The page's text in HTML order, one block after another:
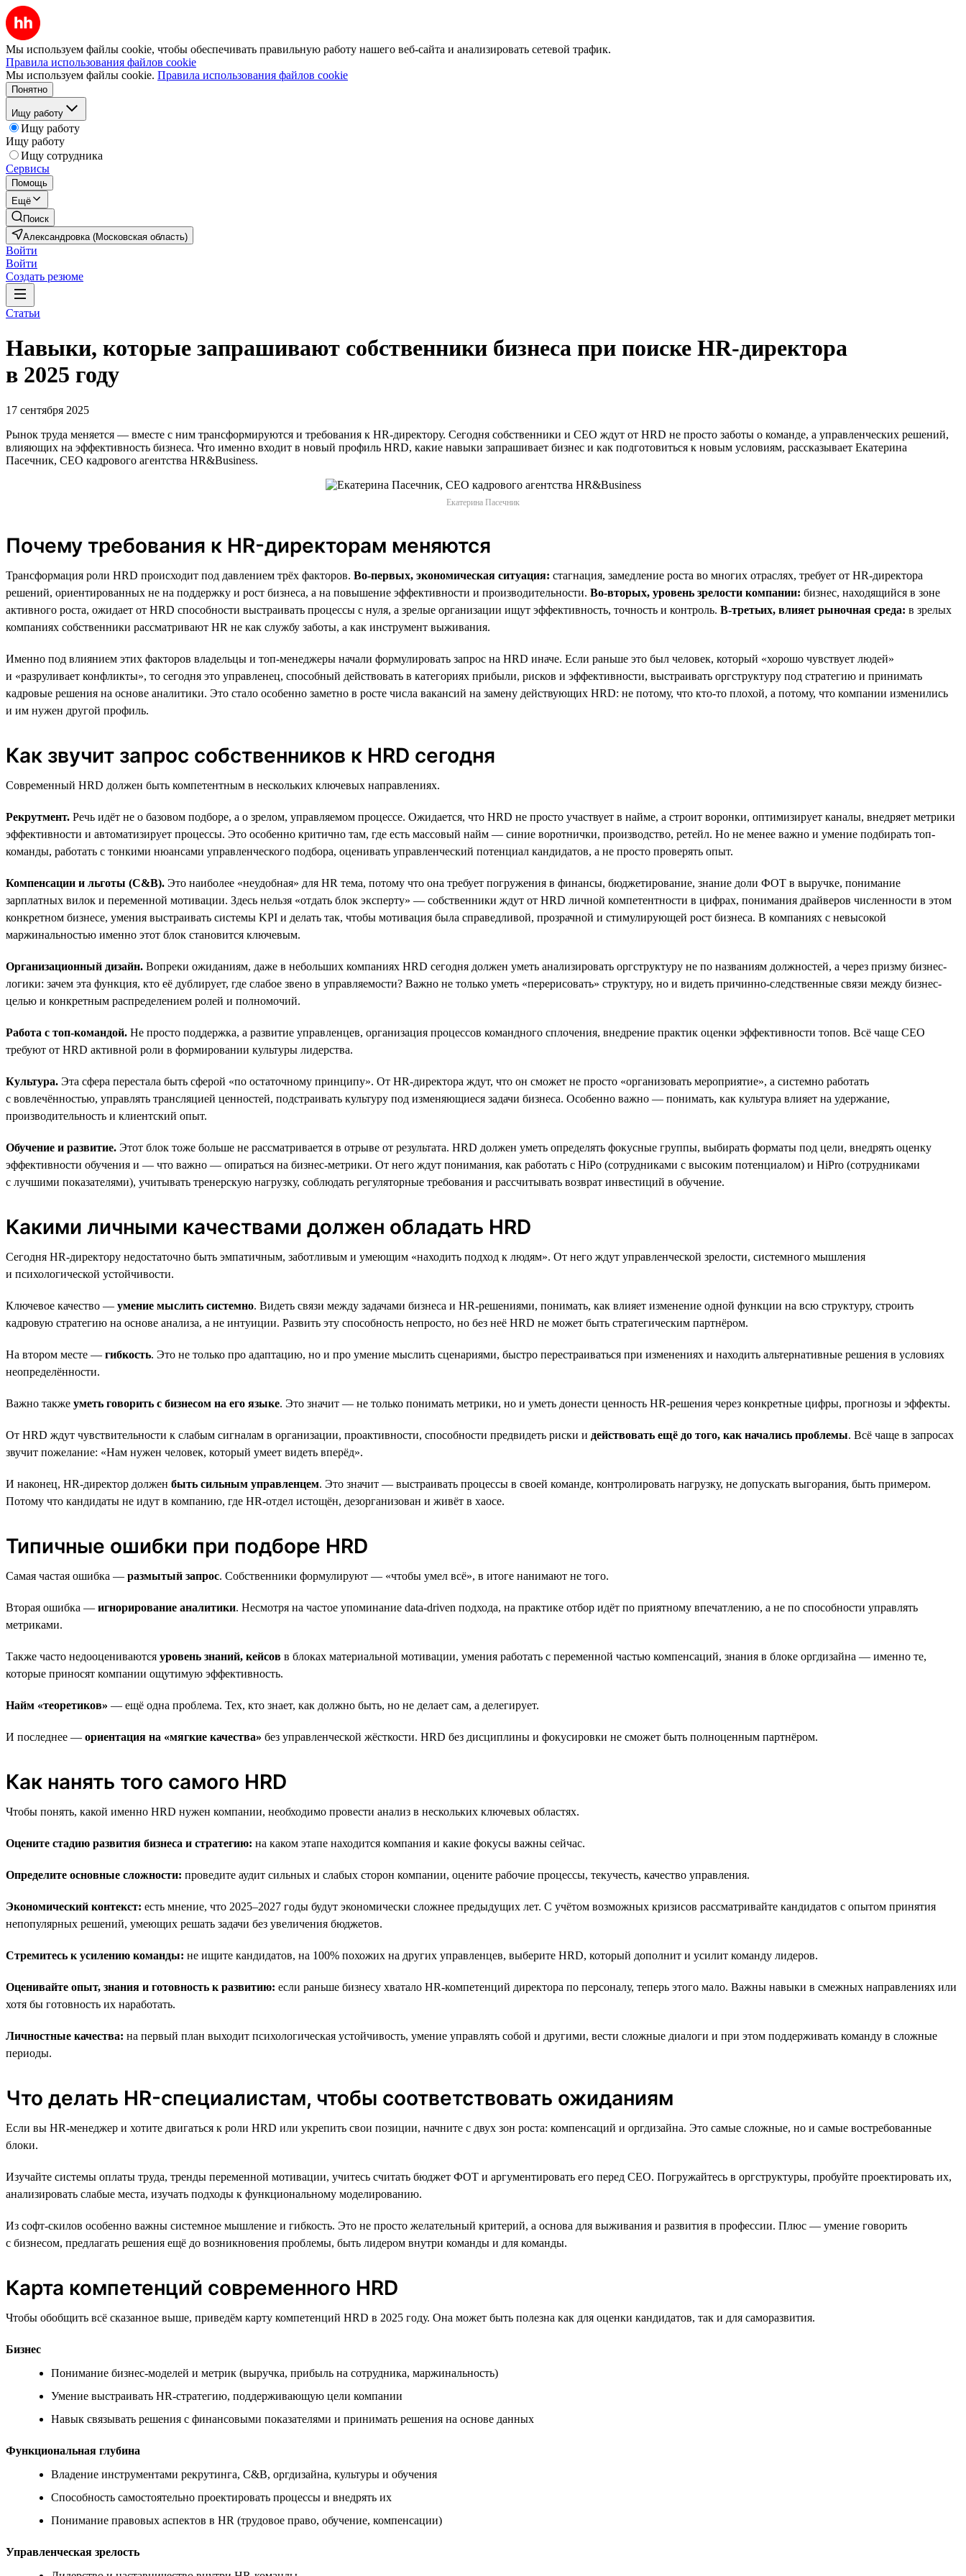
Мы используем файлы cookie, чтобы обеспечивать правильную работу нашего веб-сайта и анализировать сетевой трафик.
Правила использования файлов cookie
Мы используем файлы cookie. Правила использования файлов cookie
Понятно
Ищу работу
Ищу работу
Ищу работу
Ищу сотрудника
Сервисы
Помощь
Ещё
Поиск
Александровка (Московская область)
Войти
Войти
Создать резюме
Статьи
Навыки, которые запрашивают собственники бизнеса при поиске HR-директора
в 2025 году
17 сентября 2025
Рынок труда меняется — вместе с ним трансформируются и требования к HR-директору. Сегодня собственники и СЕО ждут от HRD не просто заботы о команде, а управленческих решений,
влияющих на эффективность бизнеса. Что именно входит в новый профиль HRD, какие навыки запрашивает бизнес и как подготовиться к новым условиям, рассказывает Екатерина
Пасечник, CEO кадрового агентства HR&Business.
Екатерина Пасечник
Почему требования к HR-директорам меняются
Трансформация роли HRD происходит под давлением трёх факторов. Во-первых, экономическая ситуация: стагнация, замедление роста во многих отраслях, требует от HR-директора
решений, ориентированных не на поддержку и рост бизнеса, а на повышение эффективности и производительности. Во-вторых, уровень зрелости компании: бизнес, находящийся в зоне
активного роста, ожидает от HRD способности выстраивать процессы с нуля, а зрелые организации ищут эффективность, точность и контроль. В-третьих, влияет рыночная среда: в зрелых
компаниях собственники рассматривают HR не как службу заботы, а как инструмент выживания.
Именно под влиянием этих факторов владельцы и топ-менеджеры начали формулировать запрос на HRD иначе. Если раньше это был человек, который «хорошо чувствует людей»
и «разруливает конфликты», то сегодня это управленец, способный действовать в категориях прибыли, рисков и эффективности, выстраивать оргструктуру под стратегию и принимать
кадровые решения на основе аналитики. Это стало особенно заметно в росте числа вакансий на замену действующих HRD: не потому, что кто-то плохой, а потому, что компании изменились
и им нужен другой профиль.
Как звучит запрос собственников к HRD сегодня
Современный HRD должен быть компетентным в нескольких ключевых направлениях.
Рекрутмент. Речь идёт не о базовом подборе, а о зрелом, управляемом процессе. Ожидается, что HRD не просто участвует в найме, а строит воронки, оптимизирует каналы, внедряет метрики
эффективности и автоматизирует процессы. Это особенно критично там, где есть массовый найм — синие воротнички, производство, ретейл. Но не менее важно и умение подбирать топ-
команды, работать с тонкими нюансами управленческого подбора, оценивать управленческий потенциал кандидатов, а не просто проверять опыт.
Компенсации и льготы (C&B). Это наиболее «неудобная» для HR тема, потому что она требует погружения в финансы, бюджетирование, знание доли ФОТ в выручке, понимание
зарплатных вилок и переменной мотивации. Здесь нельзя «отдать блок эксперту» — собственники ждут от HRD личной компетентности в цифрах, понимания драйверов численности в этом
конкретном бизнесе, умения выстраивать системы KPI и делать так, чтобы мотивация была справедливой, прозрачной и стимулирующей рост бизнеса. В компаниях с невысокой
маржинальностью именно этот блок становится ключевым.
Организационный дизайн. Вопреки ожиданиям, даже в небольших компаниях HRD сегодня должен уметь анализировать оргструктуру не по названиям должностей, а через призму бизнес-
логики: зачем эта функция, кто её дублирует, где слабое звено в управляемости? Важно не только уметь «перерисовать» структуру, но и видеть причинно-следственные связи между бизнес-
целью и конкретным распределением ролей и полномочий.
Работа с топ-командой. Не просто поддержка, а развитие управленцев, организация процессов командного сплочения, внедрение практик оценки эффективности топов. Всё чаще СЕО
требуют от HRD активной роли в формировании культуры лидерства.
Культура. Эта сфера перестала быть сферой «по остаточному принципу». От HR-директора ждут, что он сможет не просто «организовать мероприятие», а системно работать
с вовлечённостью, управлять трансляцией ценностей, подстраивать культуру под изменяющиеся задачи бизнеса. Особенно важно — понимать, как культура влияет на удержание,
производительность и клиентский опыт.
Обучение и развитие. Этот блок тоже больше не рассматривается в отрыве от результата. HRD должен уметь определять фокусные группы, выбирать форматы под цели, внедрять оценку
эффективности обучения и — что важно — опираться на бизнес-метрики. От него ждут понимания, как работать с HiPo (сотрудниками с высоким потенциалом) и HiPro (сотрудниками
с лучшими показателями), учитывать тренерскую нагрузку, соблюдать регуляторные требования и рассчитывать возврат инвестиций в обучение.
Какими личными качествами должен обладать HRD
Сегодня HR-директору недостаточно быть эмпатичным, заботливым и умеющим «находить подход к людям». От него ждут управленческой зрелости, системного мышления
и психологической устойчивости.
Ключевое качество — умение мыслить системно. Видеть связи между задачами бизнеса и HR-решениями, понимать, как влияет изменение одной функции на всю структуру, строить
кадровую стратегию на основе анализа, а не интуиции. Развить эту способность непросто, но без неё HRD не может быть стратегическим партнёром.
На втором месте — гибкость. Это не только про адаптацию, но и про умение мыслить сценариями, быстро перестраиваться при изменениях и находить альтернативные решения в условиях
неопределённости.
Важно также уметь говорить с бизнесом на его языке. Это значит — не только понимать метрики, но и уметь донести ценность HR-решения через конкретные цифры, прогнозы и эффекты.
От HRD ждут чувствительности к слабым сигналам в организации, проактивности, способности предвидеть риски и действовать ещё до того, как начались проблемы. Всё чаще в запросах
звучит пожелание: «Нам нужен человек, который умеет видеть вперёд».
И наконец, HR-директор должен быть сильным управленцем. Это значит — выстраивать процессы в своей команде, контролировать нагрузку, не допускать выгорания, быть примером.
Потому что кандидаты не идут в компанию, где HR-отдел истощён, дезорганизован и живёт в хаосе.
Типичные ошибки при подборе HRD
Самая частая ошибка — размытый запрос. Собственники формулируют — «чтобы умел всё», в итоге нанимают не того.
Вторая ошибка — игнорирование аналитики. Несмотря на частое упоминание data-driven подхода, на практике отбор идёт по приятному впечатлению, а не по способности управлять
метриками.
Также часто недооцениваются уровень знаний, кейсов в блоках материальной мотивации, умения работать с переменной частью компенсаций, знания в блоке оргдизайна — именно те,
которые приносят компании ощутимую эффективность.
Найм «теоретиков» — ещё одна проблема. Тех, кто знает, как должно быть, но не делает сам, а делегирует.
И последнее — ориентация на «мягкие качества» без управленческой жёсткости. HRD без дисциплины и фокусировки не сможет быть полноценным партнёром.
Как нанять того самого HRD
Чтобы понять, какой именно HRD нужен компании, необходимо провести анализ в нескольких ключевых областях.
Оцените стадию развития бизнеса и стратегию: на каком этапе находится компания и какие фокусы важны сейчас.
Определите основные сложности: проведите аудит сильных и слабых сторон компании, оцените рабочие процессы, текучесть, качество управления.
Экономический контекст: есть мнение, что 2025–2027 годы будут экономически сложнее предыдущих лет. С учётом возможных кризисов рассматривайте кандидатов с опытом принятия
непопулярных решений, умеющих решать задачи без увеличения бюджетов.
Стремитесь к усилению команды: не ищите кандидатов, на 100% похожих на других управленцев, выберите HRD, который дополнит и усилит команду лидеров.
Оценивайте опыт, знания и готовность к развитию: если раньше бизнесу хватало HR-компетенций директора по персоналу, теперь этого мало. Важны навыки в смежных направлениях или
хотя бы готовность их наработать.
Личностные качества: на первый план выходит психологическая устойчивость, умение управлять собой и другими, вести сложные диалоги и при этом поддерживать команду в сложные
периоды.
Что делать HR-специалистам, чтобы соответствовать ожиданиям
Если вы HR-менеджер и хотите двигаться к роли HRD или укрепить свои позиции, начните с двух зон роста: компенсаций и оргдизайна. Это самые сложные, но и самые востребованные
блоки.
Изучайте системы оплаты труда, тренды переменной мотивации, учитесь считать бюджет ФОТ и аргументировать его перед СЕО. Погружайтесь в оргструктуры, пробуйте проектировать их,
анализировать слабые места, изучать подходы к функциональному моделированию.
Из софт-скилов особенно важны системное мышление и гибкость. Это не просто желательный критерий, а основа для выживания и развития в профессии. Плюс — умение говорить
с бизнесом, предлагать решения ещё до возникновения проблемы, быть лидером внутри команды и для команды.
Карта компетенций современного HRD
Чтобы обобщить всё сказанное выше, приведём карту компетенций HRD в 2025 году. Она может быть полезна как для оценки кандидатов, так и для саморазвития.
Бизнес
Понимание бизнес-моделей и метрик (выручка, прибыль на сотрудника, маржинальность)
Умение выстраивать HR-стратегию, поддерживающую цели компании
Навык связывать решения с финансовыми показателями и принимать решения на основе данных
Функциональная глубина
Владение инструментами рекрутинга, C&B, оргдизайна, культуры и обучения
Способность самостоятельно проектировать процессы и внедрять их
Понимание правовых аспектов в HR (трудовое право, обучение, компенсации)
Управленческая зрелость